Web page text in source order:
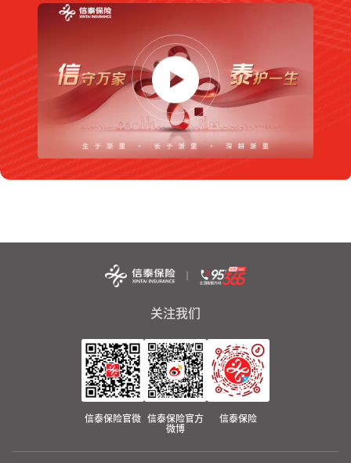
关注我们
信泰保险官微
信泰保险官方
微博
信泰保险